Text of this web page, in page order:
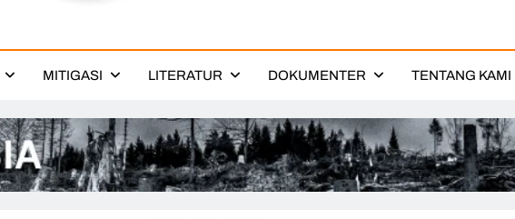
Channel
MITIGASI LITERATUR DOKUMENTER TENTANG KAMI